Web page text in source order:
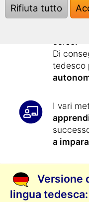
così
corso.
Di
tedesco
I vari
a
Versione
lingua tedesca:
Rifiuta tutto